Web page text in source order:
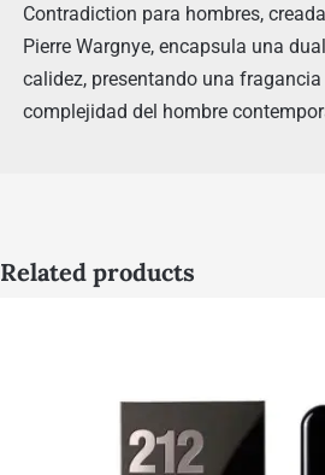
Contradiction para hombres,
Pierre Wargnye, encapsula una
calidez, presentando una
complejidad del hombre
Related products